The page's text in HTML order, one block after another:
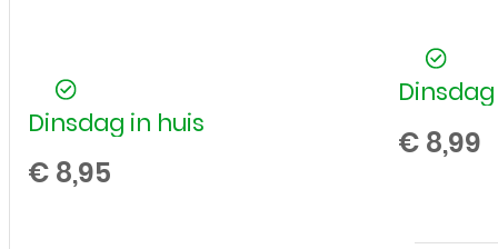
Dinsdag in huis
€ 8,95
€ 8,99